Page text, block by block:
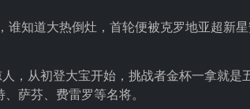
谁知道大热倒灶，首轮便被克罗地亚超新
，从初登大宝开始，挑战者金杯一拿就是
萨芬、费雷罗等名将。